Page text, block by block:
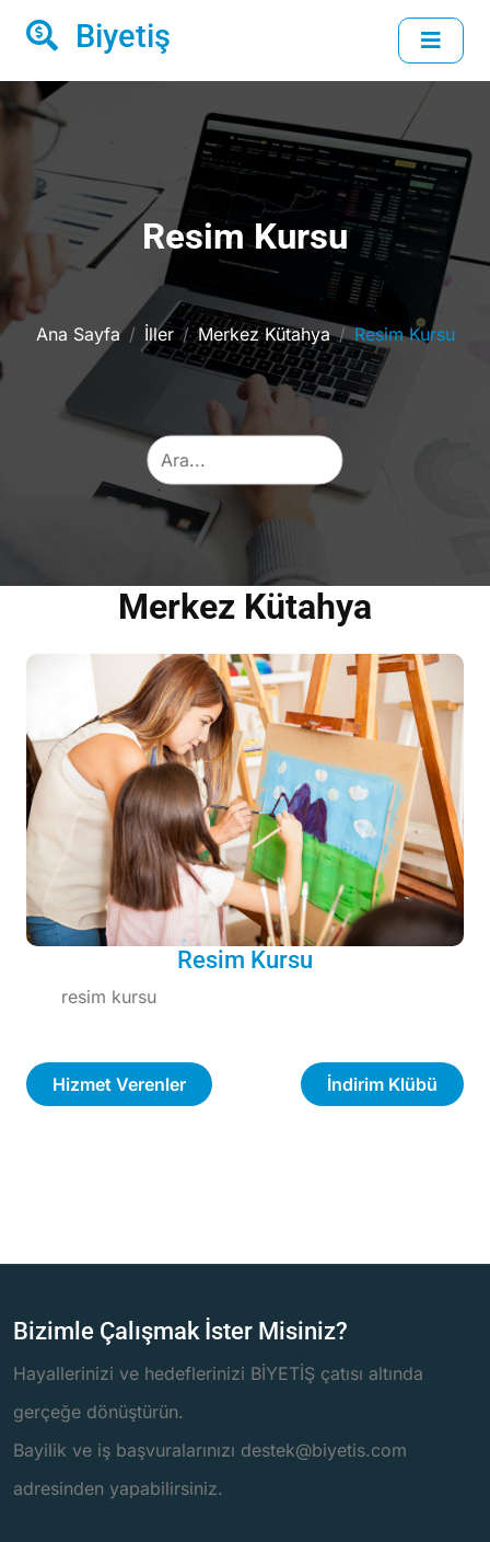
Biyetiş
Resim Kursu
Ana Sayfa İller Merkez Kütahya Resim Kursu
Merkez Kütahya
Resim Kursu
resim kursu
Hizmet Verenler İndirim Klübü
Bizimle Çalışmak İster Misiniz?
Hayallerinizi ve hedeflerinizi BİYETİŞ çatısı altında
gerçeğe dönüştürün.
Bayilik ve iş başvuralarınızı destek@biyetis.com
adresinden yapabilirsiniz.